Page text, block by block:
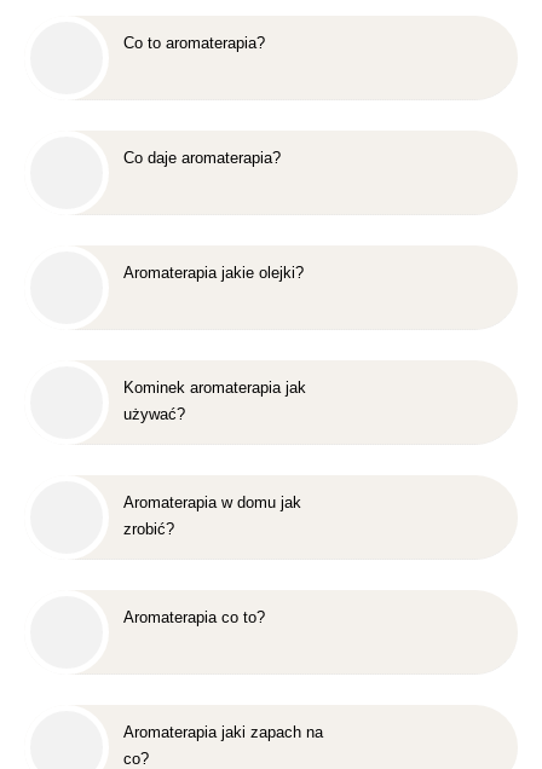
Co to aromaterapia?
Co daje aromaterapia?
Aromaterapia jakie olejki?
Kominek aromaterapia jak
używać?
Aromaterapia w domu jak
zrobić?
Aromaterapia co to?
Aromaterapia jaki zapach na
co?